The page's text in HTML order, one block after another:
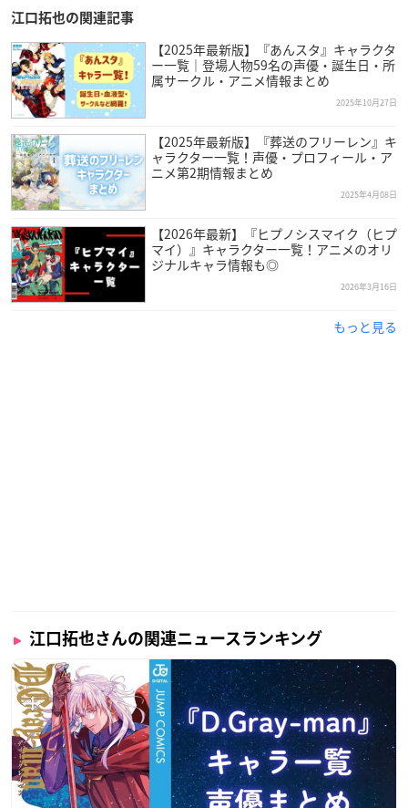
江口拓也の関連記事
【2025年最新版】『あんスタ』キャラクタ
ー一覧｜登場人物59名の声優・誕生日・所
属サークル・アニメ情報まとめ
2025年10月27日
【2025年最新版】『葬送のフリーレン』キ
ャラクター一覧！声優・プロフィール・ア
ニメ第2期情報まとめ
2025年4月08日
【2026年最新】『ヒプノシスマイク（ヒプ
マイ）』キャラクター一覧！アニメのオリ
ジナルキャラ情報も◎
2026年3月16日
もっと見る
江口拓也さんの関連ニュースランキング